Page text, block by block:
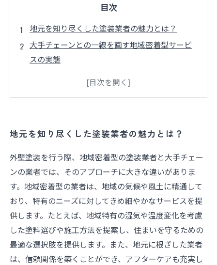
目次
地元を知り尽くした塗装業者の魅力とは？
大手チェーンとの一線を画す地域密着型サービ
スの実態
外壁塗装の重要性とその効果を理解しよう
外壁塗装選びで失敗しないためのポイント
あなたのニーズに合った塗装業者を見つけるた
めに考えるべきこと
地元を知り尽くした塗装業者の魅力とは？
外壁塗装を行う際、地域密着型の塗装業者と大手チェー
ンの業者では、そのアプローチに大きな違いがありま
す。地域密着型の業者は、地域の気候や風土に精通して
おり、特有のニーズに対してきめ細やかなサービスを提
供します。たとえば、地域特有の湿気や温度変化を考慮
した塗料選びや施工方法を提案し、住まいを守るための
最適な選択肢を提供します。また、地元に根ざした業者
は、信頼関係を築くことができ、アフターケアも充実し